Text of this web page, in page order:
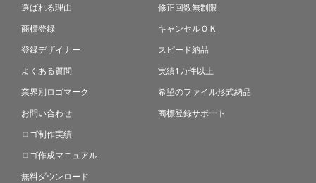
選ばれる理由
商標登録
登録デザイナー
よくある質問
業界別ロゴマーク
お問い合わせ
ロゴ制作実績
ロゴ作成マニュアル
無料ダウンロード
修正回数無制限
キャンセルＯＫ
スピード納品
実績1万件以上
希望のファイル形式納品
商標登録サポート